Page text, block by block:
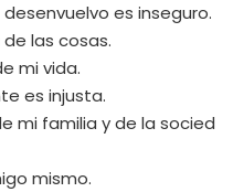
es inseguro.
las cosas.
mi vida.
es injusta.
mi familia y de la socied
mismo.